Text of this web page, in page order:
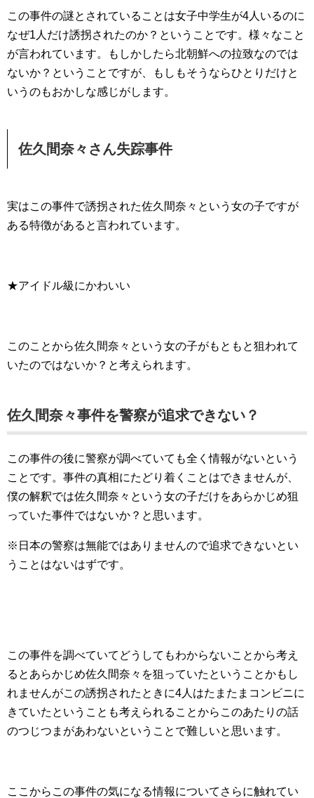
この事件の謎とされていることは女子中学生が4人いるのに
なぜ1人だけ誘拐されたのか？ということです。様々なこと
が言われています。もしかしたら北朝鮮への拉致なのでは
ないか？ということですが、もしもそうならひとりだけと
いうのもおかしな感じがします。
佐久間奈々さん失踪事件
実はこの事件で誘拐された佐久間奈々という女の子ですが
ある特徴があると言われています。
★アイドル級にかわいい
このことから佐久間奈々という女の子がもともと狙われて
いたのではないか？と考えられます。
佐久間奈々事件を警察が追求できない？
この事件の後に警察が調べていても全く情報がないという
ことです。事件の真相にたどり着くことはできませんが、
僕の解釈では佐久間奈々という女の子だけをあらかじめ狙
っていた事件ではないか？と思います。
※日本の警察は無能ではありませんので追求できないとい
うことはないはずです。
この事件を調べていてどうしてもわからないことから考え
るとあらかじめ佐久間奈々を狙っていたということかもし
れませんがこの誘拐されたときに4人はたまたまコンビニに
きていたということも考えられることからこのあたりの話
のつじつまがあわないということで難しいと思います。
ここからこの事件の気になる情報についてさらに触れてい